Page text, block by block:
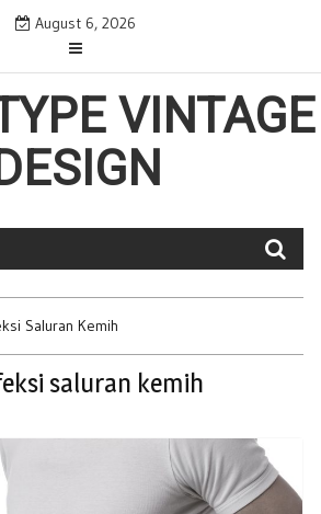
August 6, 2026
VINTAGE
Saluran Kemih
saluran kemih